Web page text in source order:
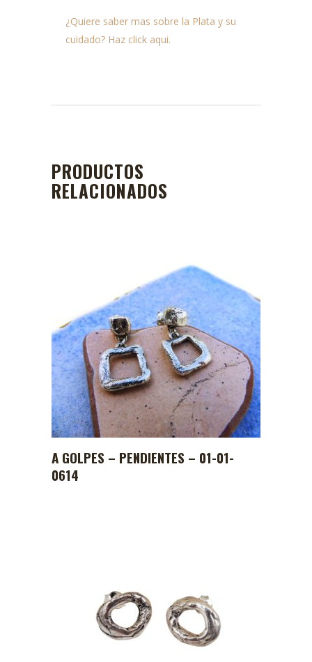
¿Quiere saber mas sobre la Plata y su
cuidado? Haz click aqui.
PRODUCTOS
RELACIONADOS
A GOLPES – PENDIENTES – 01-01-
0614